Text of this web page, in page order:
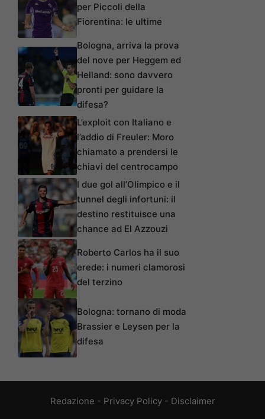
per Piccoli della
Fiorentina: le ultime
Bologna, arriva la prova
del nove per Heggem ed
Helland: sono davvero
pronti per guidare la
difesa?
L’exploit con Italiano e
l’addio di Freuler: Moro
chiamato a prendersi le
chiavi del centrocampo
I due gol all’Olimpico e il
tunnel degli infortuni: il
destino restituisce una
chance ad El Azzouzi
Roberto Carlos ha il suo
erede: i numeri clamorosi
del terzino
Bologna: tornano di moda
Brassier e Leysen per la
difesa
Redazione - Privacy Policy- Disclaimer